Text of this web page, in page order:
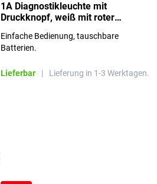
1A Diagnostikleuchte mit
Druckknopf, weiß mit roter
Einfache Bedienung, tauschbare
Batterien.
Lieferbar | Lieferung in 1-3 Werktagen.